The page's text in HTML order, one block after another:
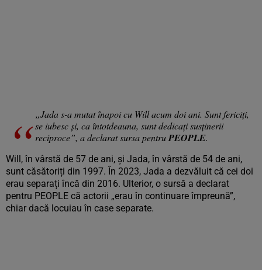
„Jada s-a mutat înapoi cu Will acum doi ani. Sunt fericiți,
se iubesc și, ca întotdeauna, sunt dedicați susținerii
reciproce”, a declarat sursa pentruPEOPLE.
Will, în vârstă de 57 de ani, și Jada, în vârstă de 54 de ani,
sunt căsătoriți din 1997. În 2023, Jada a dezvăluit că cei doi
erau separați încă din 2016. Ulterior, o sursă a declarat
pentru PEOPLE că actorii „erau în continuare împreună”,
chiar dacă locuiau în case separate.